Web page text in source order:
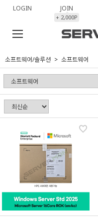
LOGIN JOIN
+ 2,000P
소프트웨어/솔루션 소프트웨어